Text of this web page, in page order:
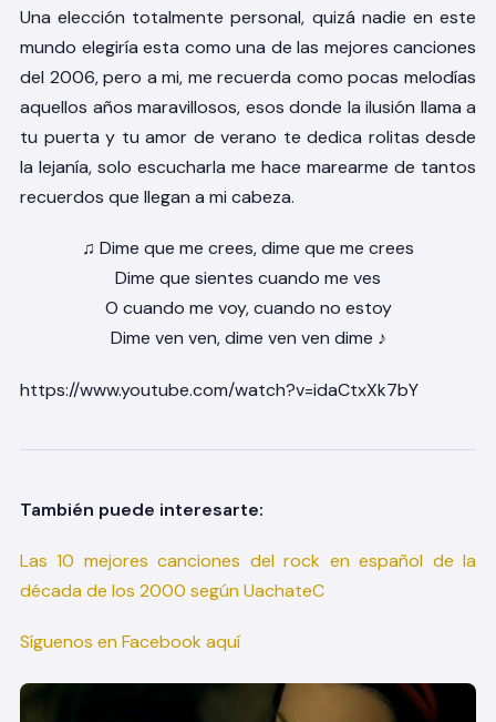
Una elección totalmente personal, quizá nadie en este
mundo elegiría esta como una de las mejores canciones
del 2006, pero a mi, me recuerda como pocas melodías
aquellos años maravillosos, esos donde la ilusión llama a
tu puerta y tu amor de verano te dedica rolitas desde
la lejanía, solo escucharla me hace marearme de tantos
recuerdos que llegan a mi cabeza.
♫ Dime que me crees, dime que me crees
Dime que sientes cuando me ves
O cuando me voy, cuando no estoy
Dime ven ven, dime ven ven dime ♪
https://www.youtube.com/watch?v=idaCtxXk7bY
También puede interesarte:
Las 10 mejores canciones del rock en español de la
década de los 2000 según UachateC
Síguenos en Facebook aquí